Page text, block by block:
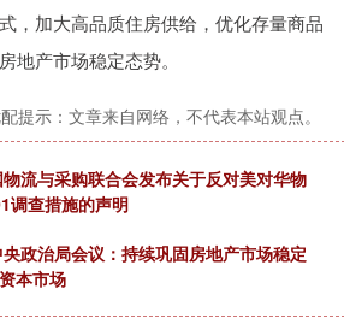
，加大高品质住房供给，优化存量商品
地产市场稳定态势。
提示：文章来自网络，不代表本站观点。
流与采购联合会发布关于反对美对华物
调查措施的声明
政治局会议：持续巩固房地产市场稳定
本市场